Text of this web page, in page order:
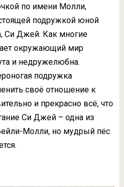
по имени Молли,
подружкой юной
Си Джей. Как многие
окружающий мир
и недружелюбна.
подружка
своё отношение к
и прекрасно всё, что
Си Джей – одна из
Молли, но мудрый пёс